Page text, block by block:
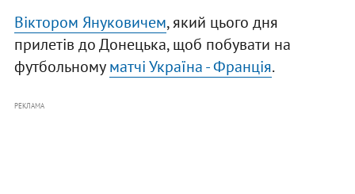
Віктором Януковичем, який цього дня
прилетів до Донецька, щоб побувати на
футбольномуматчі Україна - Франція.
РЕКЛАМА